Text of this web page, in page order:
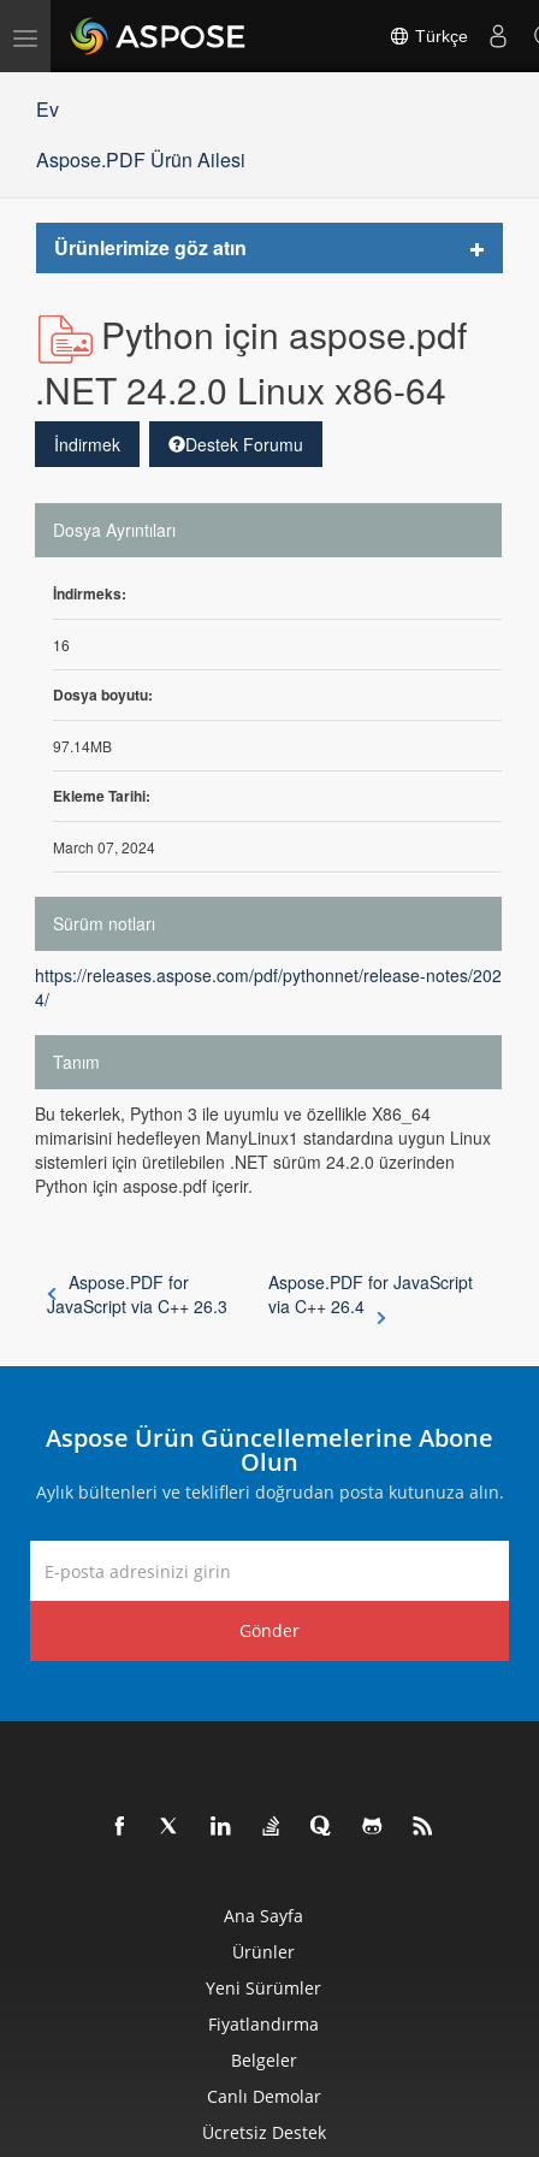
Gezinmeyi
Türkçe
Ev
Aspose.PDF Ürün Ailesi
Ürünlerimize göz atın
Toggle
Python için aspose.pdf
.NET 24.2.0 Linux x86-64
İndirmek Destek Forumu
Dosya Ayrıntıları
İndirmeks:
16
Dosya boyutu:
97.14MB
Ekleme Tarihi:
March 07, 2024
Sürüm notları
https://releases.aspose.com/pdf/pythonnet/release-notes/202
4/
Tanım
Bu tekerlek, Python 3 ile uyumlu ve özellikle X86_64
mimarisini hedefleyen ManyLinux1 standardına uygun Linux
sistemleri için üretilebilen .NET sürüm 24.2.0 üzerinden
Python için aspose.pdf içerir.
Aspose.PDF for
JavaScript via C++ 26.3
Aspose.PDF for JavaScript
via C++ 26.4
Aspose Ürün Güncellemelerine Abone
Olun
Aylık bültenleri ve teklifleri doğrudan posta kutunuza alın.
Gönder
Ana Sayfa
Ürünler
Yeni Sürümler
Fiyatlandırma
Belgeler
Canlı Demolar
Ücretsiz Destek